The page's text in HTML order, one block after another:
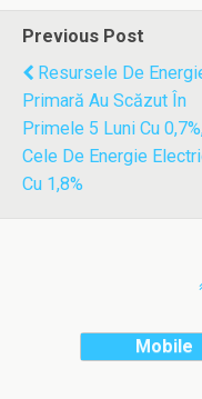
Previous Post
Resursele De
Primară Au Scăzut În
Primele 5 Luni Cu
Cele De Energie
Cu 1,8%
Mobile